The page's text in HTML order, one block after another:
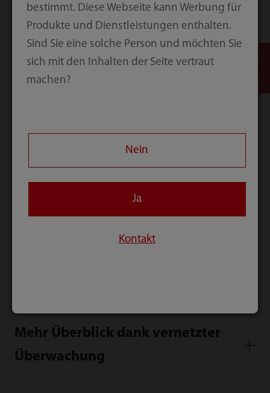
Mit der neuesten Monitoringtechnologie liefern
Patientenmonitore der BeneVision N-Serie klare
und schnelle Informationen auf einen Blick. Mit
unseren klinischen assistenz Systemen bieten sie
sind wir offen für nahezu alle Datenquellen.
ePM Serie - Inspiriert durch die
Wünsche unsere Kunden
Mehr Überblick dank vernetzter
Überwachung
bestimmt. Diese Webseite kann Werbung für
Produkte und Dienstleistungen enthalten.
Sind Sie eine solche Person und möchten Sie
sich mit den Inhalten der Seite vertraut
machen?
Nein
Ja
Kontakt